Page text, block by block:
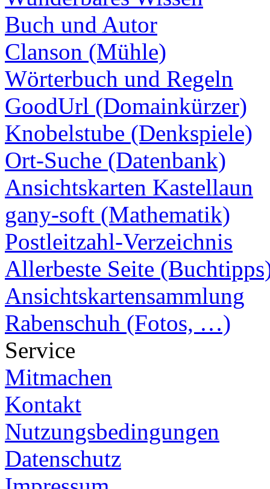
Buch und Autor
Clanson (Mühle)
Wörterbuch und Regeln
GoodUrl (Domainkürzer)
Knobelstube (Denkspiele)
Ort-Suche (Datenbank)
Ansichtskarten Kastellaun
gany-soft (Mathematik)
Postleitzahl-Verzeichnis
Allerbeste Seite
Ansichtskartensammlung
Rabenschuh (Fotos, …)
Service
Mitmachen
Kontakt
Nutzungsbedingungen
Datenschutz